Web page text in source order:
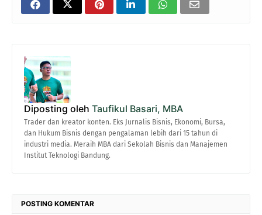
Diposting oleh Taufikul Basari, MBA
Trader dan kreator konten. Eks Jurnalis Bisnis, Ekonomi, Bursa,
dan Hukum Bisnis dengan pengalaman lebih dari 15 tahun di
industri media. Meraih MBA dari Sekolah Bisnis dan Manajemen
Institut Teknologi Bandung.
POSTING KOMENTAR